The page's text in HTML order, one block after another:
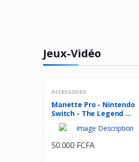
Jeux-Vidéo
Accessoires
Manette Pro - Nintendo
Switch - The Legend ...
50.000 FCFA